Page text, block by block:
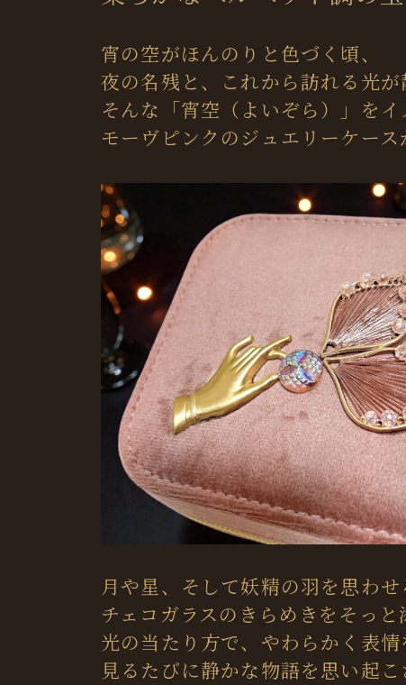
宵の空がほんのりと色づく頃、
夜の名残と、これから訪れる光が
そんな「宵空（よいぞら）」をイ
モーヴピンクのジュエリーケース
月や星、そして妖精の羽を思わせ
チェコガラスのきらめきをそっと
光の当たり方で、やわらかく表情
見るたびに静かな物語を思い起こ